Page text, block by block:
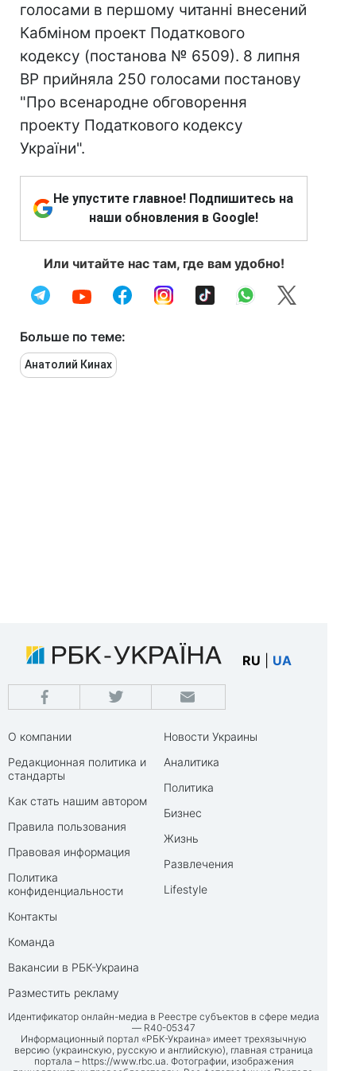
голосами в першому читанні внесений
Кабміном проект Податкового
кодексу (постанова № 6509). 8 липня
ВР прийняла 250 голосами постанову
"Про всенародне обговорення
проекту Податкового кодексу
України".
Не упустите главное! Подпишитесь на
наши обновления в Google!
Или читайте нас там, где вам удобно!
Больше по теме:
Анатолий Кинах
RU UA
О компании
Редакционная политика и
стандарты
Как стать нашим автором
Правила пользования
Правовая информация
Политика
конфиденциальности
Контакты
Команда
Вакансии в РБК-Украина
Разместить рекламу
Новости Украины
Аналитика
Политика
Бизнес
Жизнь
Развлечения
Lifestyle
Идентификатор онлайн-медиа в Реестре субъектов в сфере медиа
— R40-05347
Информационный портал «РБК-Украина» имеет трехязычную
версию (украинскую, русскую и английскую), главная страница
портала – https://www.rbc.ua. Фотографии, изображения